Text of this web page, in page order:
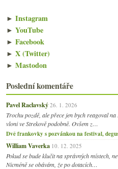
► Instagram
► YouTube
► Facebook
► X (Twitter)
► Mastodon
Poslední komentáře
Pavel Raclavský 26. 1. 2026
Trochu pozdě, ale přece jen bych reagoval
vloni ve Strekově podobně. Ovšem z…
Dvě frankovky s pozvánkou na festival,
William Vaverka 10. 12. 2025
Pokud se bude klučit na správných místech,
Nicméně se obávám, že po dotacích…